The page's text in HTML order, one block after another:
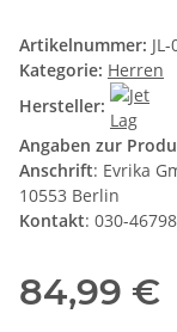
Artikelnummer:
Kategorie: Herren
Hersteller:
Angaben zur
Anschrift: Evrika
10553 Berlin
Kontakt: 030-
84,99 €